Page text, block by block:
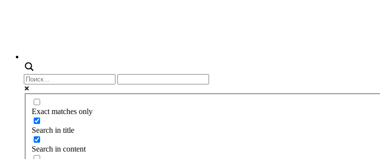
Exact matches only
Search in title
Search in content